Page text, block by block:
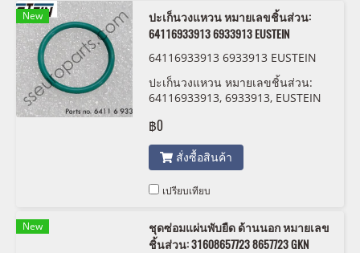
New
ปะเก็นวงแหวน หมายเลขชิ้นส่วน:
64116933913 6933913 EUSTEIN
64116933913 6933913 EUSTEIN
ปะเก็นวงแหวน หมายเลขชิ้นส่วน:
64116933913, 6933913, EUSTEIN
฿0
สั่งซื้อสินค้า
เปรียบเทียบ
New
ชุดซ่อมแผ่นพับยืด ด้านนอก หมายเลข
ชิ้นส่วน: 31608657723 8657723 GKN